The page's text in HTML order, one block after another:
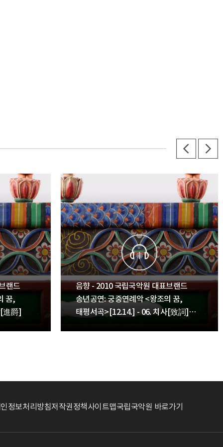
랜드
꿈,
進爵]
음향 - 2010 국립국악원 대표브랜드
송년공연: 궁중연례악 <왕조의 꿈,
태평서곡>[12.14.] - 06. 치사[致詞]
정보처리방침저작권정책사이트맵국립국악원 바로가기